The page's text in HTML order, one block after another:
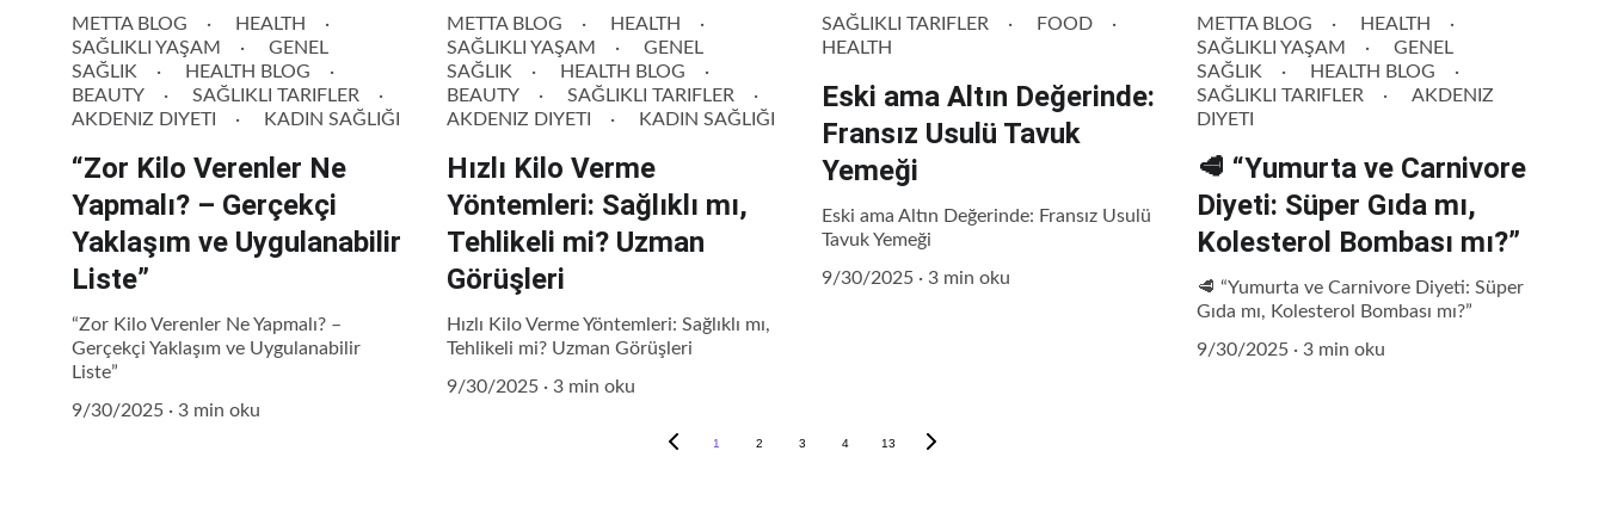
METTA BLOG
HEALTH
SAĞLIKLI YAŞAM
GENEL
SAĞLIK
HEALTH BLOG
BEAUTY
SAĞLIKLI TARIFLER
AKDENIZ DIYETI
KADIN SAĞLIĞI
“Zor Kilo Verenler Ne
Yapmalı? – Gerçekçi
Yaklaşım ve Uygulanabilir
Liste”
“Zor Kilo Verenler Ne Yapmalı? –
Gerçekçi Yaklaşım ve Uygulanabilir
Liste”
9/30/2025
3 min oku
METTA BLOG
HEALTH
SAĞLIKLI YAŞAM
GENEL
SAĞLIK
HEALTH BLOG
BEAUTY
SAĞLIKLI TARIFLER
AKDENIZ DIYETI
KADIN SAĞLIĞI
Hızlı Kilo Verme
Yöntemleri: Sağlıklı mı,
Tehlikeli mi? Uzman
Görüşleri
Hızlı Kilo Verme Yöntemleri: Sağlıklı mı,
Tehlikeli mi? Uzman Görüşleri
9/30/2025
3 min oku
SAĞLIKLI TARIFLER
FOOD
HEALTH
Eski ama Altın Değerinde:
Fransız Usulü Tavuk
Yemeği
Eski ama Altın Değerinde: Fransız Usulü
Tavuk Yemeği
9/30/2025
3 min oku
METTA BLOG
HEALTH
SAĞLIKLI YAŞAM
GENEL
SAĞLIK
HEALTH BLOG
SAĞLIKLI TARIFLER
AKDENIZ
DIYETI
🥩 “Yumurta ve Carnivore
Diyeti: Süper Gıda mı,
Kolesterol Bombası mı?”
🥩 “Yumurta ve Carnivore Diyeti: Süper
Gıda mı, Kolesterol Bombası mı?”
9/30/2025
3 min oku
1 2 3 4 13